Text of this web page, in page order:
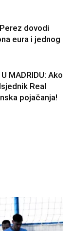
dovodi
eura i jednog
MADRIDU: Ako
Real
pojačanja!